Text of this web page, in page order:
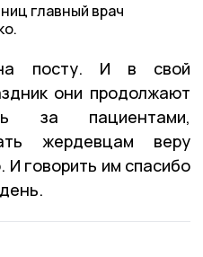
главный врач
посту. И в свой
они продолжают
за пациентами,
жердевцам веру
говорить им спасибо